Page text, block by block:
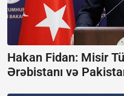
Hakan Fidan: Misir
Ərəbistanı və